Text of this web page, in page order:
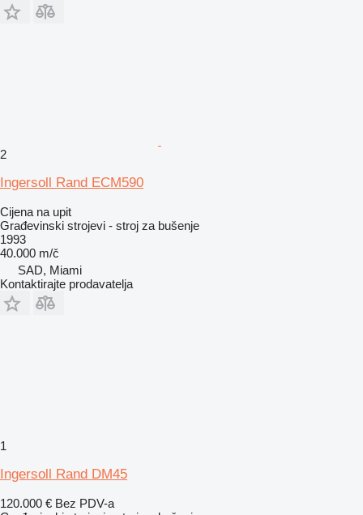
2
Ingersoll Rand ECM590
Cijena na upit
Građevinski strojevi - stroj za bušenje
1993
40.000 m/č
SAD, Miami
Kontaktirajte prodavatelja
1
Ingersoll Rand DM45
120.000 € Bez PDV-a